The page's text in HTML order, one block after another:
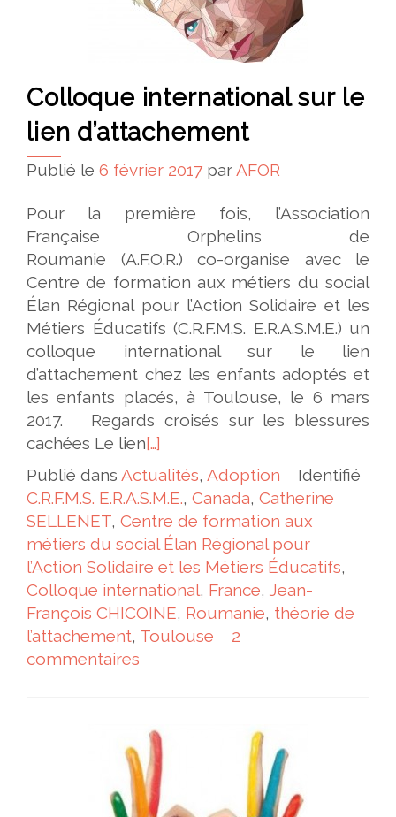
Colloque international sur le
lien d’attachement
Publié le 6 février 2017 par AFOR
Pour la première fois, l’Association
Française Orphelins de
Roumanie (A.F.O.R.) co-organise avec le
Centre de formation aux métiers du social
Élan Régional pour l’Action Solidaire et les
Métiers Éducatifs (C.R.F.M.S. E.R.A.S.M.E.) un
colloque international sur le lien
d’attachement chez les enfants adoptés et
les enfants placés, à Toulouse, le 6 mars
2017. Regards croisés sur les blessures
cachées Le lien[…]
Publié dans Actualités, Adoption
Identifié
C.R.F.M.S. E.R.A.S.M.E., Canada, Catherine
SELLENET, Centre de formation aux
métiers du social Élan Régional pour
l’Action Solidaire et les Métiers Éducatifs,
Colloque international, France, Jean-
François CHICOINE, Roumanie, théorie de
l’attachement, Toulouse
2
commentaires